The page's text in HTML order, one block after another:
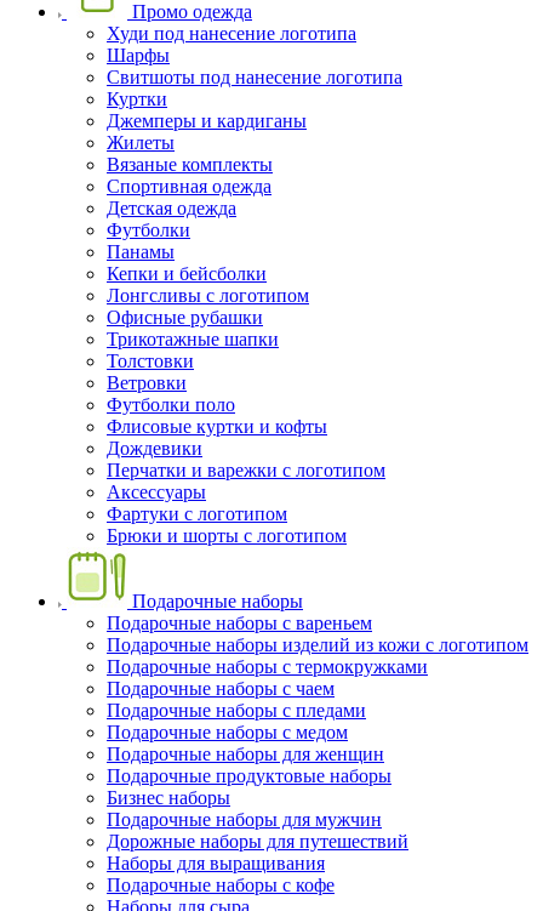
Промо одежда
Худи под нанесение логотипа
Шарфы
Свитшоты под нанесение логотипа
Куртки
Джемперы и кардиганы
Жилеты
Вязаные комплекты
Спортивная одежда
Детская одежда
Футболки
Панамы
Кепки и бейсболки
Лонгсливы с логотипом
Офисные рубашки
Трикотажные шапки
Толстовки
Ветровки
Футболки поло
Флисовые куртки и кофты
Дождевики
Перчатки и варежки с логотипом
Аксессуары
Фартуки с логотипом
Брюки и шорты с логотипом
Подарочные наборы
Подарочные наборы с вареньем
Подарочные наборы изделий из кожи с логотипом
Подарочные наборы с термокружками
Подарочные наборы с чаем
Подарочные наборы с пледами
Подарочные наборы с медом
Подарочные наборы для женщин
Подарочные продуктовые наборы
Бизнес наборы
Подарочные наборы для мужчин
Дорожные наборы для путешествий
Наборы для выращивания
Подарочные наборы с кофе
Наборы для сыра